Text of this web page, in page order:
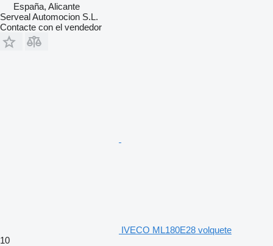
España, Alicante
Serveal Automocion S.L.
Contacte con el vendedor
IVECO ML180E28 volquete
10